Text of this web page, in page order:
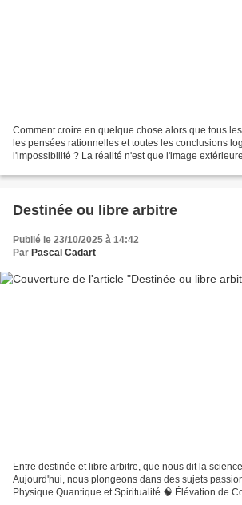
Comment croire en quelque chose alors que tous
les pensées rationnelles et toutes les conclusions
l'impossibilité ? La réalité n'est que l'image
Destinée ou libre arbitre
Publié le 23/10/2025 à 14:42
Par Pascal Cadart
Entre destinée et libre arbitre, que nous dit la
Aujourd'hui, nous plongeons dans des sujets
Physique Quantique et Spiritualité 🧠 Élévation de